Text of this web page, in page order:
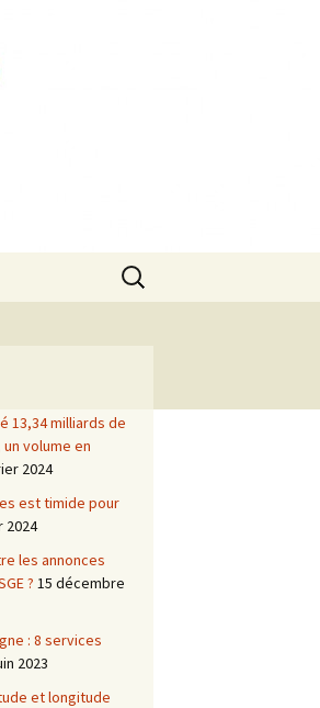
Rechercher :
13,34 milliards de
un volume en
2024
est timide pour
2024
les annonces
? 15 décembre
: 8 services
2023
et longitude